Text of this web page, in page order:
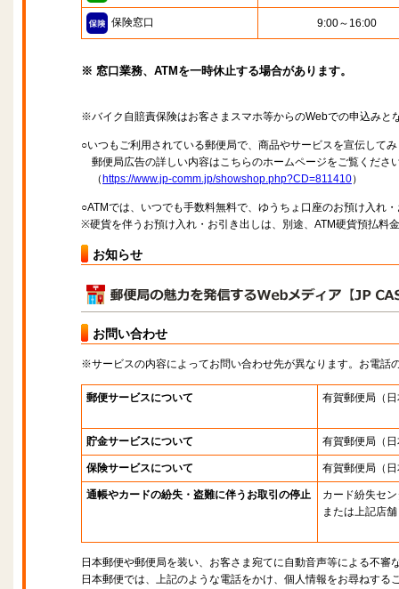
保険窓口 9:00～16:00
※ 窓口業務、ATMを一時休止する場合があります。
※バイク自賠責保険はお客さまスマホ等からのWebでの申込みと
○いつもご利用されている郵便局で、商品やサービスを宣伝して
郵便局広告の詳しい内容はこちらのホームページをご覧くださ
（ https://www.jp-comm.jp/showshop.php?CD=811410）
○ATMでは、いつでも手数料無料で、ゆうちょ口座のお預け入れ
※硬貨を伴うお預け入れ・お引き出しは、別途、ATM硬貨預払料
お知らせ
お問い合わせ
※サービスの内容によってお問い合わせ先が異なります。お電話
郵便サービスについて 有賀郵便局 （
貯金サービスについて 有賀郵便局 （
保険サービスについて 有賀郵便局 （
通帳やカードの紛失・盗難に伴うお取引の停止
カード紛失セ
または上記店舗
日本郵便や郵便局を装い、お客さま宛てに自動音声等による不審
日本郵便では、上記のような電話をかけ、個人情報をお尋ねする